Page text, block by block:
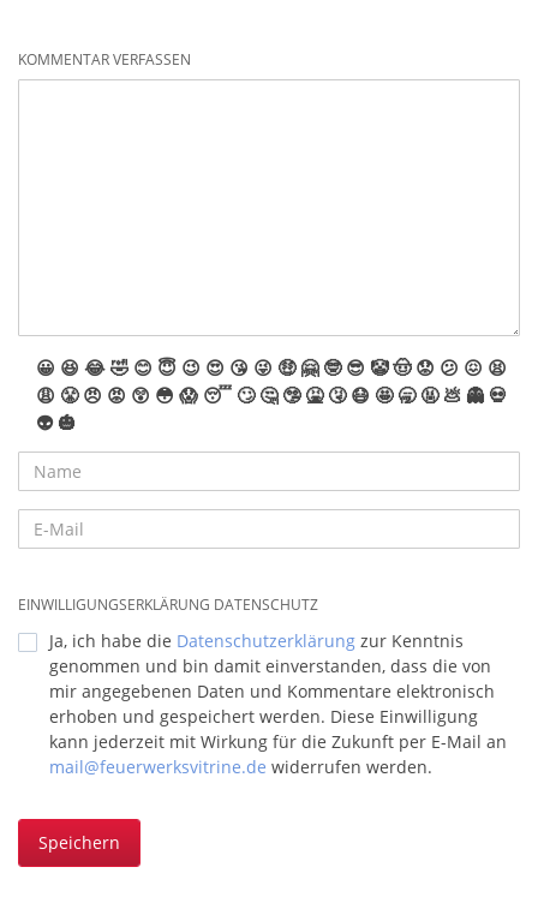
KOMMENTAR VERFASSEN
😀 😆 😂🤣 😊 😇 😉 😍 😘 😜 🤑 🤗 🤓 😎 🤡🤠 😟 😕 😖 😫
😩 😤 😠 😡 😲 😳 😱 😴 🙄 🤔 🤥 🤮 🤧 😷 🤩 🥱 🤬 💩 👻 💀
👽 🎃
EINWILLIGUNGSERKLÄRUNG DATENSCHUTZ
Ja, ich habe die Datenschutzerklärung zur Kenntnis
genommen und bin damit einverstanden, dass die von
mir angegebenen Daten und Kommentare elektronisch
erhoben und gespeichert werden. Diese Einwilligung
kann jederzeit mit Wirkung für die Zukunft per E-Mail an
mail@feuerwerksvitrine.de widerrufen werden.
Speichern